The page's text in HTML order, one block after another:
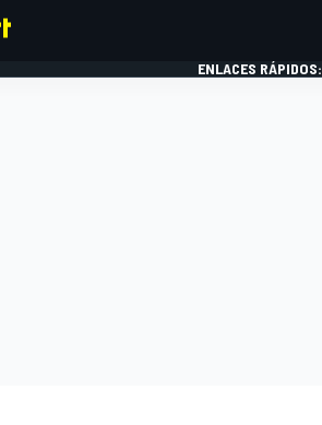
ENLACES RÁPIDOS: